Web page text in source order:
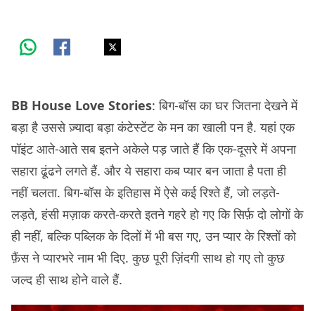
BB House Love Stories: बिग-बॉस का घर जितना देखने में
बड़ा है उससे ज़्यादा बड़ा कंटेस्टेंट के मन का खाली पन है. यहां एक
पॉइंट आते-आते सब इतने अकेले पड़ जाते हैं कि एक-दूसरे में अपना
सहारा ढूंढने लगते हैं. और ये सहारा कब प्यार बन जाता है पता ही
नहीं चलता. बिग-बॉस के इतिहास में ऐसे कई रिश्ते हैं, जो लड़ते-
लड़ते, हंसी मज़ाक करते-करते इतने गहरे हो गए कि सिर्फ़ दो लोगों के
ही नहीं, बल्कि पब्लिक के दिलों में भी बस गए, उन प्यार के रिश्तों को
फ़ैंस ने प्यारभरे नाम भी दिए. कुछ पूरी ज़िंदगी साथ हो गए तो कुछ
जल्द ही साथ होने वाले हैं.